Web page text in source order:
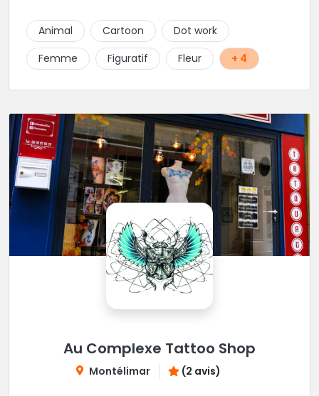
découvrir son super shop !
Animal Cartoon
Dot work
Femme
Figuratif Fleur + 4
Au Complexe Tattoo Shop
Montélimar (2 avis)